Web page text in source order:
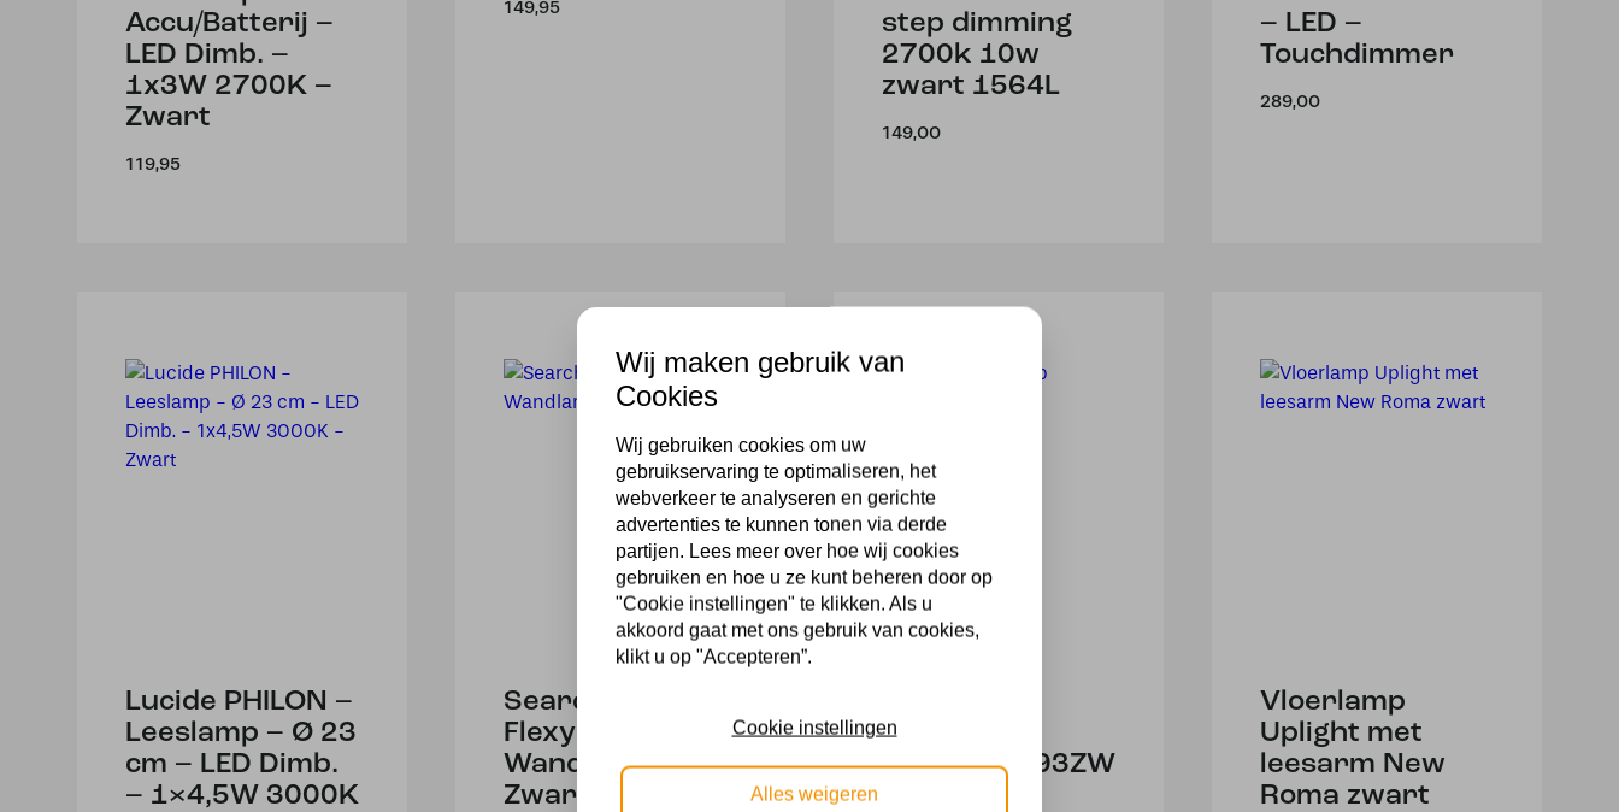
Accu/Batterij –
LED Dimb. –
1x3W 2700K –
Zwart
119,95
149,95
step dimming
2700k 10w
zwart 1564L
149,00
– LED –
Touchdimmer
289,00
Lucide PHILON –
Leeslamp – Ø 23
cm – LED Dimb.
– 1×4,5W 3000K
Search Light
Flexy LED
Wandlamp
Zwart/Chrome
leeslamp
Daphne 3393ZW
Vloerlamp
Uplight met
leesarm New
Roma zwart
Wij maken gebruik van
Cookies
Wij gebruiken cookies om uw
gebruikservaring te optimaliseren, het
webverkeer te analyseren en gerichte
advertenties te kunnen tonen via derde
partijen. Lees meer over hoe wij cookies
gebruiken en hoe u ze kunt beheren door op
"Cookie instellingen" te klikken. Als u
akkoord gaat met ons gebruik van cookies,
klikt u op "Accepteren”.
Cookie instellingen
Alles weigeren